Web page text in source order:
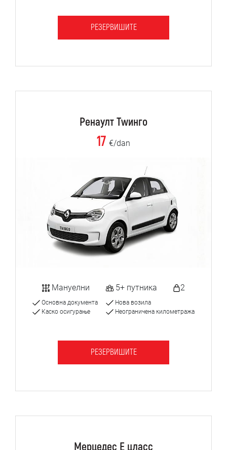
РЕЗЕРВИШИТЕ
Ренаулт Тwинго
17 €/dan
Мануелни 5+ путника 2
Основна документа
Каско осигурање
Нова возила
Неограничена километража
РЕЗЕРВИШИТЕ
Мерцедес Е цласс